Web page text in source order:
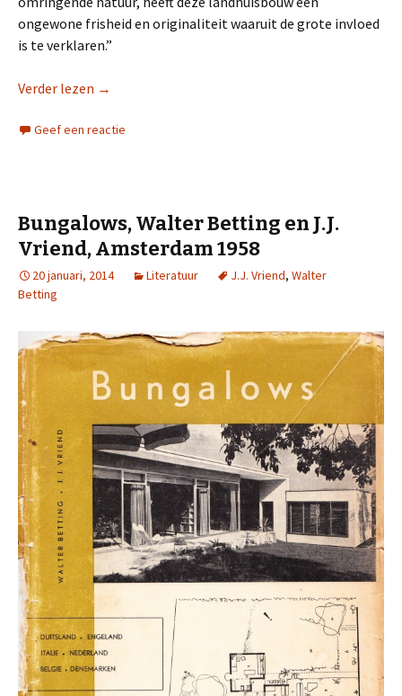
ongewone frisheid en originaliteit waaruit de grote invloed
is te verklaren.”
Verder lezen →
Geef een reactie
Bungalows, Walter Betting en J.J.
Vriend, Amsterdam 1958
20 januari, 2014 Literatuur J.J. Vriend, Walter
Betting